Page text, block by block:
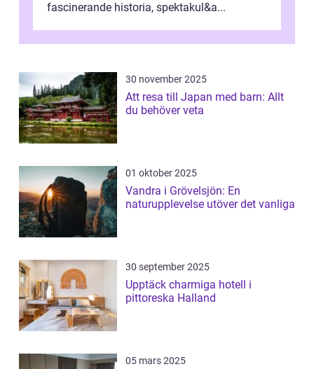
fascinerande historia, spektakul&a...
30 november 2025
Att resa till Japan med barn: Allt
du behöver veta
01 oktober 2025
Vandra i Grövelsjön: En
naturupplevelse utöver det vanliga
30 september 2025
Upptäck charmiga hotell i
pittoreska Halland
05 mars 2025